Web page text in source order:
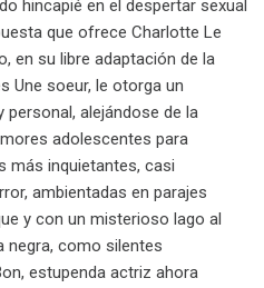
hincapié en el despertar sexual
que ofrece Charlotte Le
en su libre adaptación de la
Une soeur, le otorga un
alejándose de la
adolescentes para
más inquietantes, casi
ambientadas en parajes
y con un misterioso lago al
negra, como silentes
estupenda actriz ahora